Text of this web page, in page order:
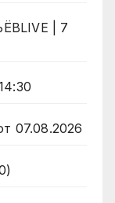
| 7
07.08.2026